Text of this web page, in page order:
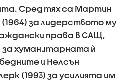
Сред тях са Мартин
за лидерството му
права в САЩ,
за хуманитарната ѝ
и Нелсън
(1993) за усилията им